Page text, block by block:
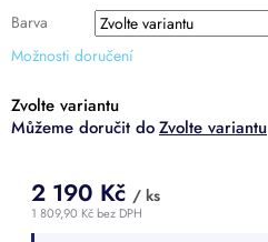
Barva
Možnosti doručení
Zvolte variantu
Zvolte variantu
2 190 Kč / ks
1 809,90 Kč bez DPH